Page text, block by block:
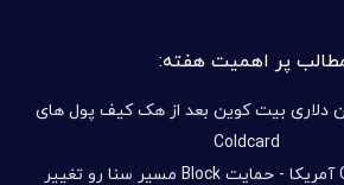
پر اهمیت هفته:
میلیون دلاری بیت کوین بعد از هک کیف پول های
Coldcard
قانون CLARITY آمریکا - حمایت Block مسیر سنا رو تغییر